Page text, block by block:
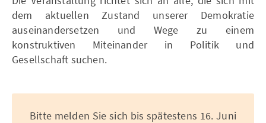
dem aktuellen Zustand unserer Demokratie
auseinandersetzen und Wege zu einem
konstruktiven Miteinander in Politik und
Gesellschaft suchen.
Bitte melden Sie sich bis spätestens 16. Juni